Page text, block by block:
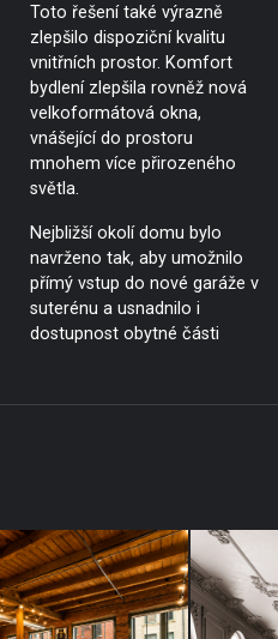
Toto řešení také výrazně
zlepšilo dispoziční kvalitu
vnitřních prostor. Komfort
bydlení zlepšila rovněž nová
velkoformátová okna,
vnášející do prostoru
mnohem více přirozeného
světla.
Nejbližší okolí domu bylo
navrženo tak, aby umožnilo
přímý vstup do nové garáže v
suterénu a usnadnilo i
dostupnost obytné části